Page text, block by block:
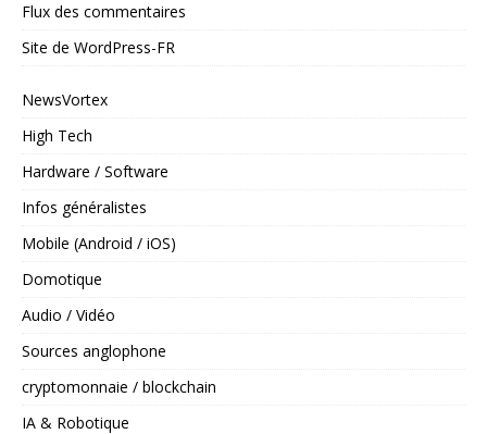
Flux des commentaires
Site de WordPress-FR
NewsVortex
High Tech
Hardware / Software
Infos généralistes
Mobile (Android / iOS)
Domotique
Audio / Vidéo
Sources anglophone
cryptomonnaie / blockchain
IA & Robotique